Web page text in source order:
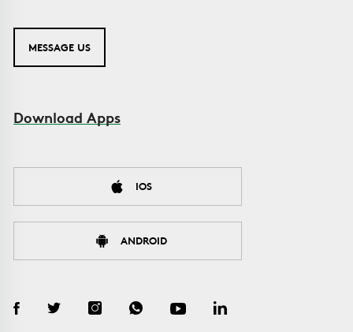
MESSAGE US
Download Apps
IOS
ANDROID